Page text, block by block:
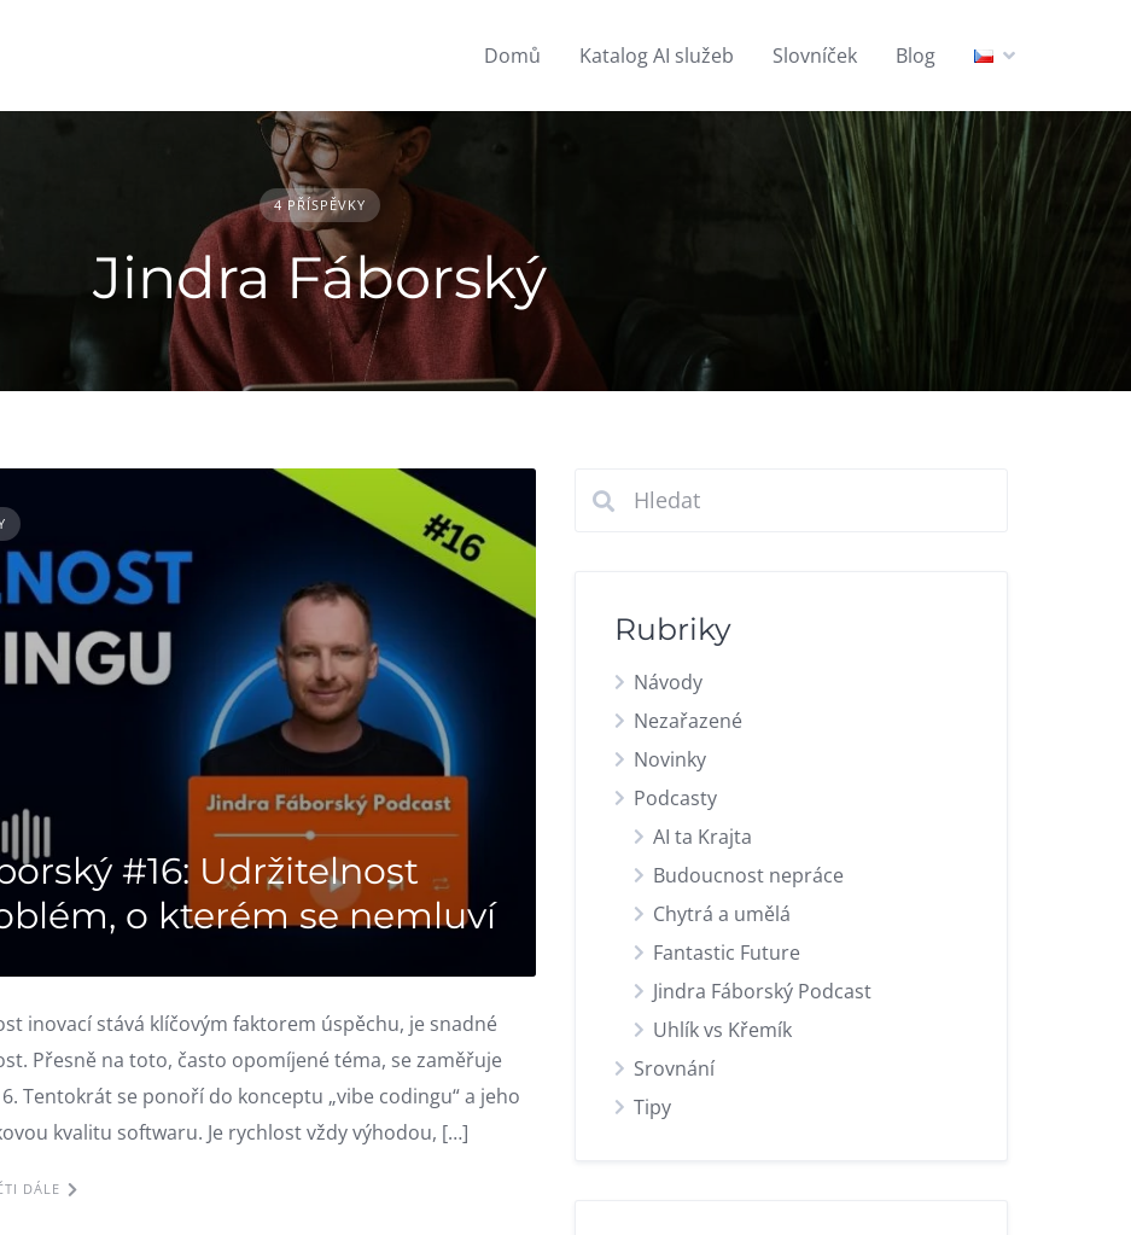
Domů Katalog AI služeb Slovníček Blog
4 PŘÍSPĚVKY
Jindra Fáborský
#16: Udržitelnost
o kterém se nemluví
inovací stává klíčovým faktorem úspěchu, je snadné
Přesně na toto, často opomíjené téma, se zaměřuje
Tentokrát se ponoří do konceptu „vibe codingu“ a jeho
kvalitu softwaru. Je rychlost vždy výhodou, […]
DÁLE
Rubriky
Návody
Nezařazené
Novinky
Podcasty
AI ta Krajta
Budoucnost nepráce
Chytrá a umělá
Fantastic Future
Jindra Fáborský Podcast
Uhlík vs Křemík
Srovnání
Tipy